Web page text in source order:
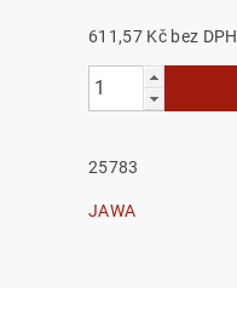
611,57 Kč bez DPH
25783
JAWA